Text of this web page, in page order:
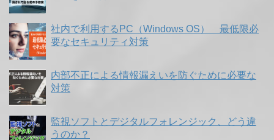
社内で利用するPC（Windows OS） 最低限必
要なセキュリティ対策
内部不正による情報漏えいを防ぐために必要な
対策
監視ソフトとデジタルフォレンジック、どう違
うのか？